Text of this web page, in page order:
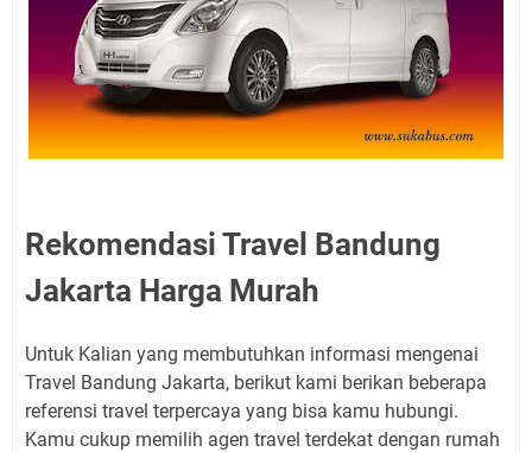
Rekomendasi Travel Bandung
Jakarta Harga Murah
Untuk Kalian yang membutuhkan informasi mengenai
Travel Bandung Jakarta, berikut kami berikan beberapa
referensi travel terpercaya yang bisa kamu hubungi.
Kamu cukup memilih agen travel terdekat dengan rumah